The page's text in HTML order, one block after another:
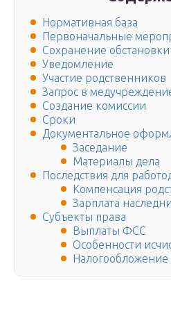
Нормативная база
Первоначальные
Сохранение обстановки
Уведомление
Участие родственников
Запрос в
Создание комиссии
Сроки
Документальное
Заседание
Материалы дела
Последствия для
Компенсация
Зарплата
Субъекты права
Выплаты ФСС
Особенности
Налогообложение